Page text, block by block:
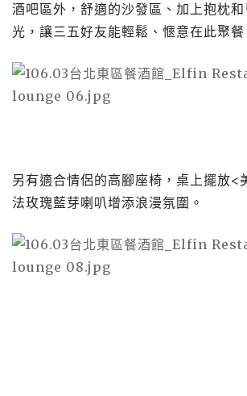
酒吧區外，舒適的沙發區、加上抱枕
光，讓三五好友能輕鬆、愜意在此聚餐
另有適合情侶的高腳座椅，桌上擺放<
法玫瑰藍芽喇叭增添浪漫氛圍。